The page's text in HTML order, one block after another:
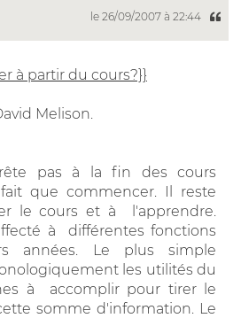
le 26/09/2007 à 22:44
à partir du cours?}}
Melison.
pas à la fin des cours
que commencer. Il reste
le cours et à l'apprendre.
à différentes fonctions
années. Le plus simple
les utilités du
à accomplir pour tirer le
somme d'information. Le